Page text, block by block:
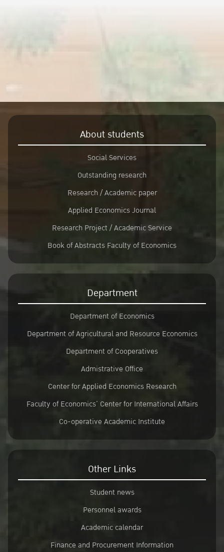
About students
Social Services
Outstanding research
Research / Academic paper
Applied Economics Journal
Research Project / Academic Service
Book of Abstracts Faculty of Economics
Department
Department of Economics
Department of Agricultural and Resource Economics
Department of Cooperatives
Admistrative Office
Center for Applied Economics Research
Faculty of Economics’ Center for International Affairs
Co-operative Academic Institute
Other Links
Student news
Personnel awards
Academic calendar
Finance and Procurement Information